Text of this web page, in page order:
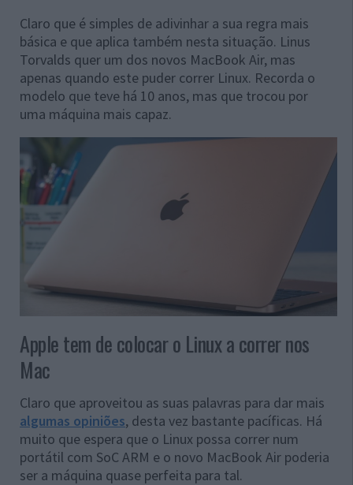
Claro que é simples de adivinhar a sua regra mais
básica e que aplica também nesta situação. Linus
Torvalds quer um dos novos MacBook Air, mas
apenas quando este puder correr Linux. Recorda o
modelo que teve há 10 anos, mas que trocou por
uma máquina mais capaz.
Apple tem de colocar o Linux a correr nos
Mac
Claro que aproveitou as suas palavras para dar mais
algumas opiniões, desta vez bastante pacíficas. Há
muito que espera que o Linux possa correr num
portátil com SoC ARM e o novo MacBook Air poderia
ser a máquina quase perfeita para tal.